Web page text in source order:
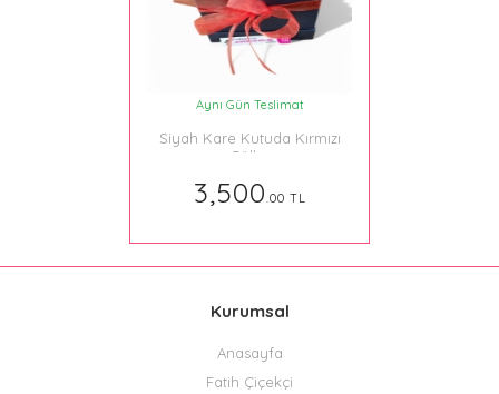
Aynı Gün Teslimat
Siyah Kare Kutuda Kırmızı
Güller
3,500.00 TL
Kurumsal
Anasayfa
Fatih Çiçekçi